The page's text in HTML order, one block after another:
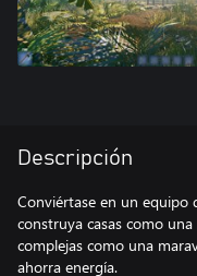
Descripción
Conviértase en un equipo
construya casas como
complejas como una
ahorra energía.